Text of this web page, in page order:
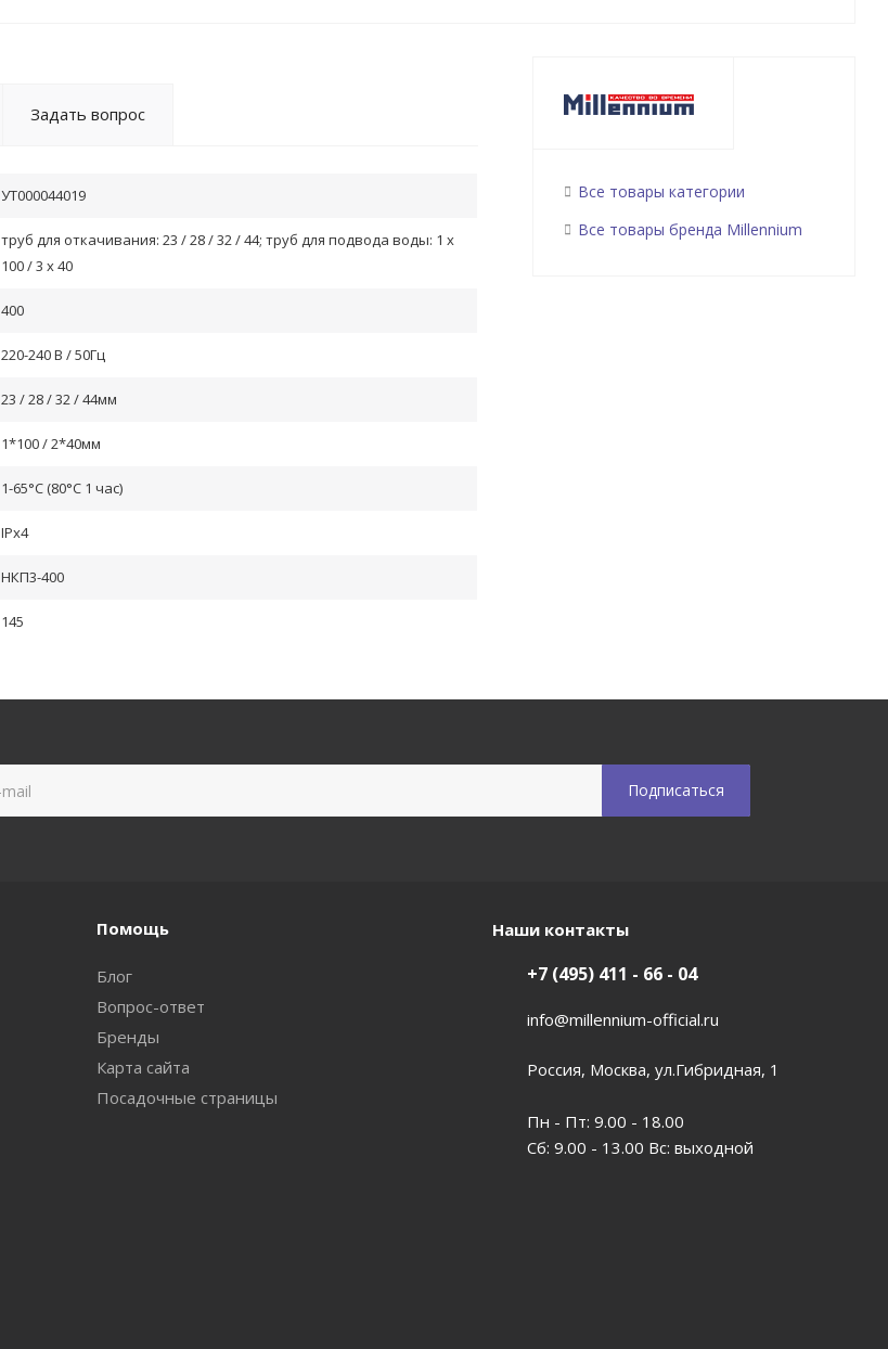
Задать вопрос
УТ000044019
труб для откачивания: 23 / 28 / 32 / 44; труб для подвода воды: 1 x
100 / 3 x 40
400
220-240 В / 50Гц
23 / 28 / 32 / 44мм
1*100 / 2*40мм
1-65°С (80°С 1 час)
IPx4
НКП3-400
145
Все товары категории
Все товары бренда Millennium
Помощь
Блог
Вопрос-ответ
Бренды
Карта сайта
Посадочные страницы
Наши контакты
+7 (495) 411 - 66 - 04
info@millennium-official.ru
Россия, Москва, ул.Гибридная, 1
Пн - Пт: 9.00 - 18.00
Сб: 9.00 - 13.00 Вс: выходной